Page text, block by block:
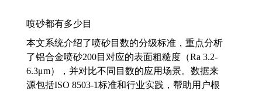
喷砂都有多少目
本文系统介绍了喷砂目数的分级标准，重点分析
了铝合金喷砂200目对应的表面粗糙度（Ra 3.2-
6.3μm），并对比不同目数的应用场景。数据来
源包括ISO 8503-1标准和行业实践，帮助用户根